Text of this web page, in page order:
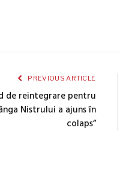
PREVIOUS ARTICLE
de reintegrare pentru
Nistrului a ajuns în
colaps”